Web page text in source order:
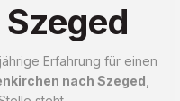
Erfahrung für einen
nach Szeged